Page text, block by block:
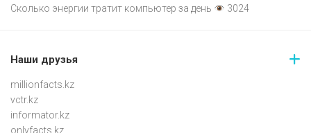
Сколько энергии тратит компьютер за день
3024
Наши друзья
millionfacts.kz
vctr.kz
informator.kz
onlyfacts.kz